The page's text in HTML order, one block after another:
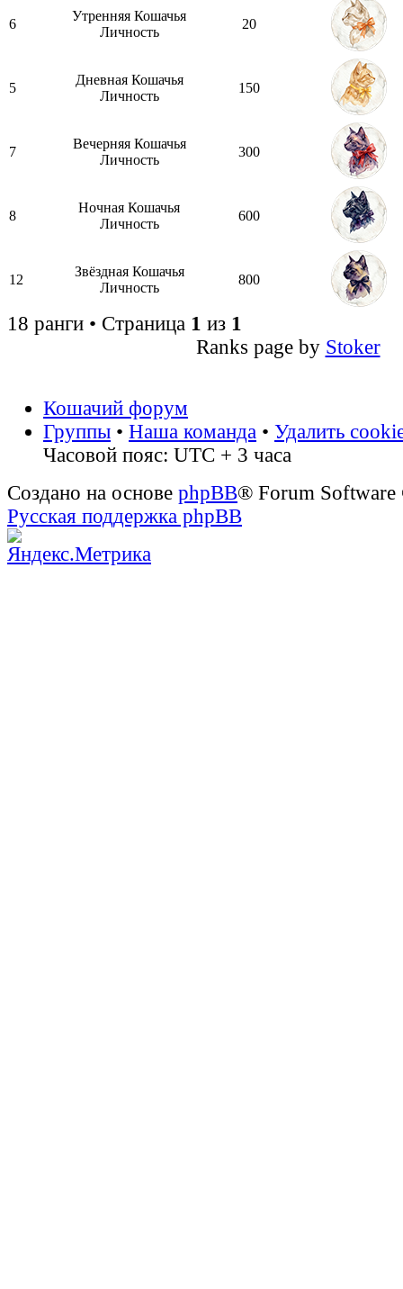
6
Утренняя Кошачья
Личность
20
5
Дневная Кошачья
Личность
150
7
Вечерняя Кошачья
Личность
300
8
Ночная Кошачья
Личность
600
12
Звёздная Кошачья
Личность
800
18 ранги • Страница 1 из 1
Ranks page by Stoker
Кошачий форум
Группы • Наша команда • Удалить
Часовой пояс: UTC + 3 часа
Создано на основе phpBB® Forum
Русская поддержка phpBB